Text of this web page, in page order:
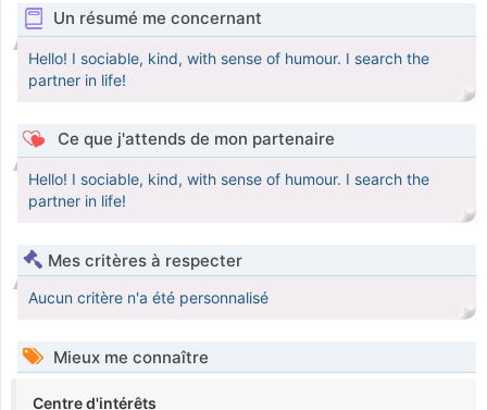
Un résumé me concernant
Hello! I sociable, kind, with sense of humour. I search the
partner in life!
Ce que j'attends de mon partenaire
Hello! I sociable, kind, with sense of humour. I search the
partner in life!
Mes critères à respecter
Aucun critère n'a été personnalisé
Mieux me connaître
Centre d'intérêts